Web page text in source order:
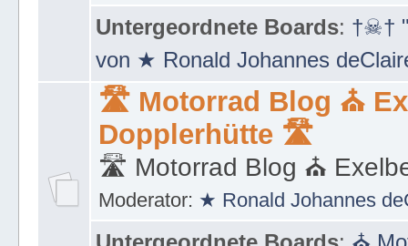
Untergeordnete Boards: †☠†
von ★ Ronald Johannes
🛣 Motorrad Blog ⛪
Dopplerhütte 🛣
🛣 Motorrad Blog ⛪
Moderator: ★ Ronald Johannes